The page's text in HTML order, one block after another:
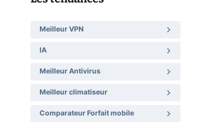
Meilleur VPN
IA
Meilleur Antivirus
Meilleur climatiseur
Comparateur Forfait mobile